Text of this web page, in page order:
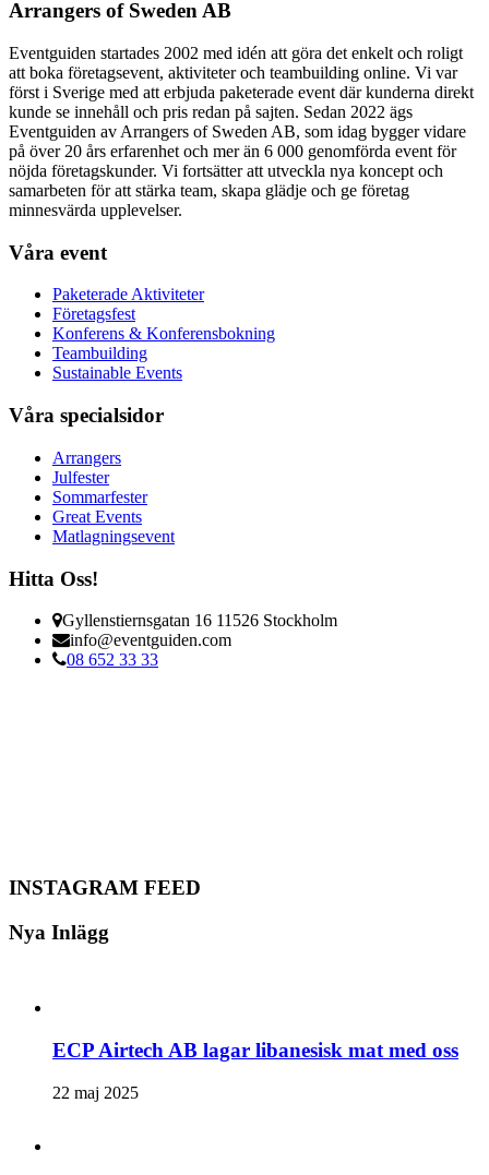
Arrangers of Sweden AB
Eventguiden startades 2002 med idén att göra det enkelt och roligt
att boka företagsevent, aktiviteter och teambuilding online. Vi var
först i Sverige med att erbjuda paketerade event där kunderna direkt
kunde se innehåll och pris redan på sajten. Sedan 2022 ägs
Eventguiden av Arrangers of Sweden AB, som idag bygger vidare
på över 20 års erfarenhet och mer än 6 000 genomförda event för
nöjda företagskunder. Vi fortsätter att utveckla nya koncept och
samarbeten för att stärka team, skapa glädje och ge företag
minnesvärda upplevelser.
Våra event
Paketerade Aktiviteter
Företagsfest
Konferens & Konferensbokning
Teambuilding
Sustainable Events
Våra specialsidor
Arrangers
Julfester
Sommarfester
Great Events
Matlagningsevent
Hitta Oss!
Gyllenstiernsgatan 16 11526 Stockholm
info@eventguiden.com
08 652 33 33
INSTAGRAM FEED
Nya Inlägg
ECP Airtech AB lagar libanesisk mat med oss
22 maj 2025